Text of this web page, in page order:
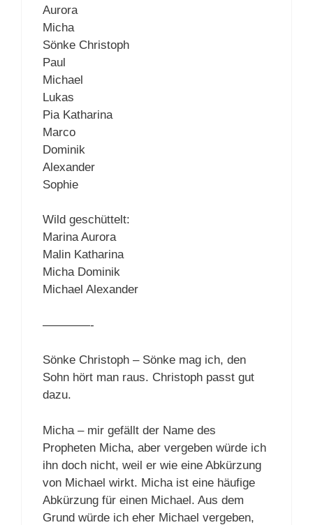
Aurora
Micha
Sönke Christoph
Paul
Michael
Lukas
Pia Katharina
Marco
Dominik
Alexander
Sophie
Wild geschüttelt:
Marina Aurora
Malin Katharina
Micha Dominik
Michael Alexander
————-
Sönke Christoph – Sönke mag ich, den
Sohn hört man raus. Christoph passt gut
dazu.
Micha – mir gefällt der Name des
Propheten Micha, aber vergeben würde ich
ihn doch nicht, weil er wie eine Abkürzung
von Michael wirkt. Micha ist eine häufige
Abkürzung für einen Michael. Aus dem
Grund würde ich eher Michael vergeben,